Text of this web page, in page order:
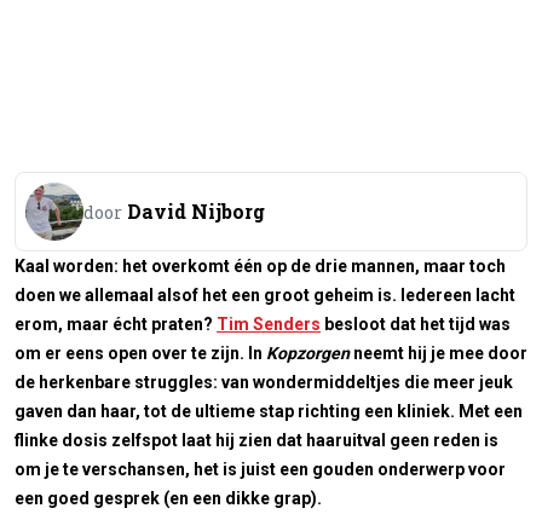
door David Nijborg
Kaal worden: het overkomt één op de drie mannen, maar toch
doen we allemaal alsof het een groot geheim is. Iedereen lacht
erom, maar écht praten? Tim Senders besloot dat het tijd was
om er eens open over te zijn. In Kopzorgenneemt hij je mee door
de herkenbare struggles: van wondermiddeltjes die meer jeuk
gaven dan haar, tot de ultieme stap richting een kliniek. Met een
flinke dosis zelfspot laat hij zien dat haaruitval geen reden is
om je te verschansen, het is juist een gouden onderwerp voor
een goed gesprek (en een dikke grap).